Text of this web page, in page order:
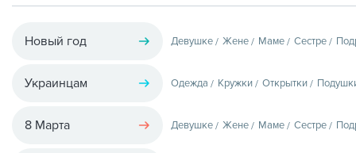
Новый год Девушке Жене Маме Сестре
Украинцам Одежда Кружки Открытки
8 Марта Девушке Жене Маме Сестре